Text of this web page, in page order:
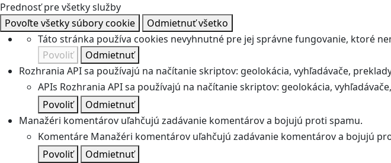
Prednosť pre všetky služby
Povoľte všetky súbory cookie
Odmietnuť všetko
Táto stránka používa cookies nevyhnutné pre jej správne fungovanie, ktoré
Povoliť
Odmietnuť
Rozhrania API sa používajú na načítanie skriptov: geolokácia, vyhľadávače,
APIs Rozhrania API sa používajú na načítanie skriptov: geolokácia,
Povoliť
Odmietnuť
Manažéri komentárov uľahčujú zadávanie komentárov a bojujú proti spamu.
Komentáre Manažéri komentárov uľahčujú zadávanie komentárov a bojujú
Povoliť
Odmietnuť